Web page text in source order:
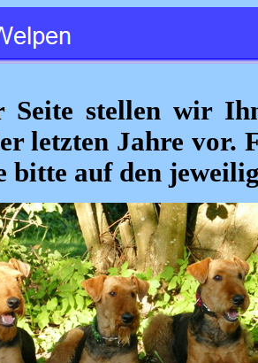
Seite stellen wir
letzten Jahre vor.
bitte auf den